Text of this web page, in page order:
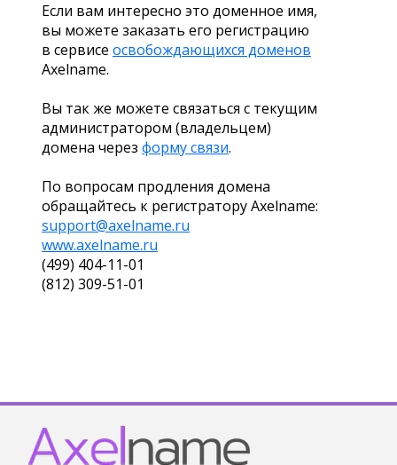
Если вам интересно это доменное имя,
вы можете заказать его регистрацию
в сервисе освобождающихся доменов
Axelname.
Вы так же можете связаться с текущим
администратором (владельцем)
домена через форму связи.
По вопросам продления домена
обращайтесь к регистратору Axelname:
support@axelname.ru
www.axelname.ru
(499) 404-11-01
(812) 309-51-01